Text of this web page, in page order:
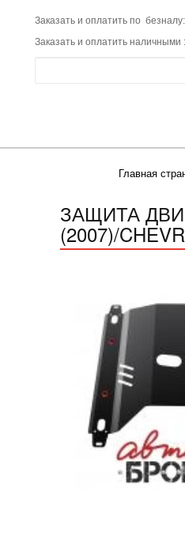
Заказать и оплатить по
Заказать и оплатить наличными
Главная
ЗАЩИТА
(2007)/